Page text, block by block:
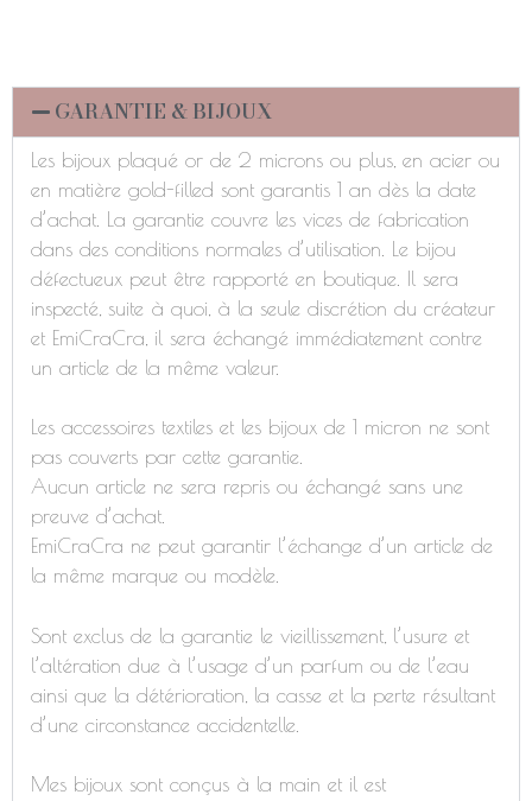
GARANTIE & BIJOUX
Les bijoux plaqué or de 2 microns ou plus, en acier ou
en matière gold-filled sont garantis 1 an dès la date
d’achat. La garantie couvre les vices de fabrication
dans des conditions normales d’utilisation. Le bijou
défectueux peut être rapporté en boutique. Il sera
inspecté, suite à quoi, à la seule discrétion du créateur
et EmiCraCra, il sera échangé immédiatement contre
un article de la même valeur.
Les accessoires textiles et les bijoux de 1 micron ne sont
pas couverts par cette garantie.
Aucun article ne sera repris ou échangé sans une
preuve d’achat.
EmiCraCra ne peut garantir l’échange d’un article de
la même marque ou modèle.
Sont exclus de la garantie le vieillissement, l’usure et
l’altération due à l’usage d’un parfum ou de l’eau
ainsi que la détérioration, la casse et la perte résultant
d’une circonstance accidentelle.
Mes bijoux sont conçus à la main et il est